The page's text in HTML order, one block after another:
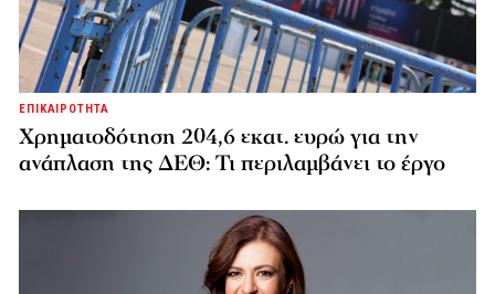
ΕΠΙΚΑΙΡΟΤΗΤΑ
Χρηματοδότηση 204,6 εκατ. ευρώ για την
ανάπλαση της ΔΕΘ: Τι περιλαμβάνει το έργο